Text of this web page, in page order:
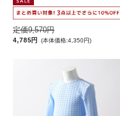
定価9,570円
4,785円 (本体価格:4,350円)